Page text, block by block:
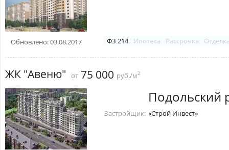
Обновлено: 03.08.2017 ФЗ 214 Ипотека Рассрочка
ЖК "Авеню" от 75 000 руб./м2
Подольский
Застройщик: «Строй Инвест»